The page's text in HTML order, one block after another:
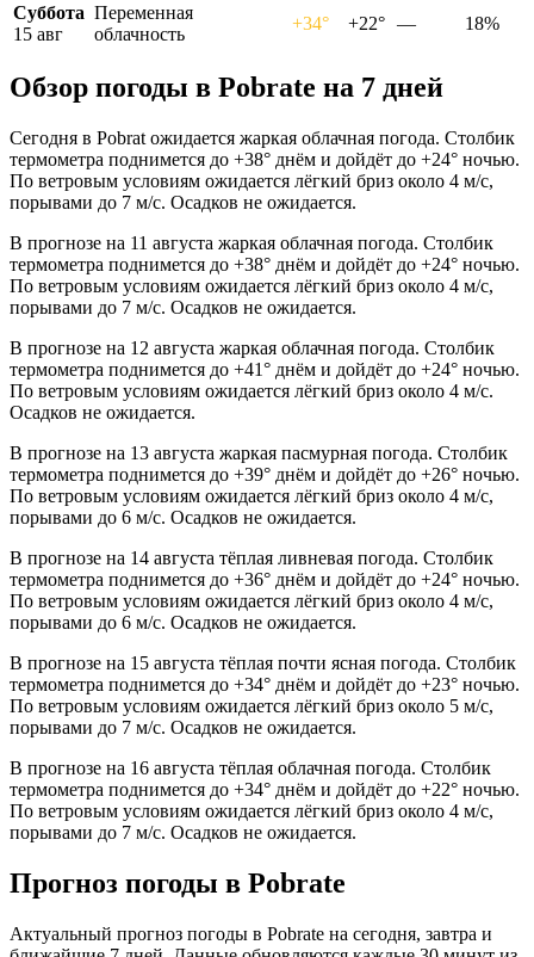
Суббота
15 авг
Переменная
облачность
+34° +22° — 18%
Обзор погоды в Pobratе на 7 дней
Сегодня в Pobrat ожидается жаркая облачная погода. Столбик
термометра поднимется до +38° днём и дойдёт до +24° ночью.
По ветровым условиям ожидается лёгкий бриз около 4 м/с,
порывами до 7 м/с. Осадков не ожидается.
В прогнозе на 11 августа жаркая облачная погода. Столбик
термометра поднимется до +38° днём и дойдёт до +24° ночью.
По ветровым условиям ожидается лёгкий бриз около 4 м/с,
порывами до 7 м/с. Осадков не ожидается.
В прогнозе на 12 августа жаркая облачная погода. Столбик
термометра поднимется до +41° днём и дойдёт до +24° ночью.
По ветровым условиям ожидается лёгкий бриз около 4 м/с.
Осадков не ожидается.
В прогнозе на 13 августа жаркая пасмурная погода. Столбик
термометра поднимется до +39° днём и дойдёт до +26° ночью.
По ветровым условиям ожидается лёгкий бриз около 4 м/с,
порывами до 6 м/с. Осадков не ожидается.
В прогнозе на 14 августа тёплая ливневая погода. Столбик
термометра поднимется до +36° днём и дойдёт до +24° ночью.
По ветровым условиям ожидается лёгкий бриз около 4 м/с,
порывами до 6 м/с. Осадков не ожидается.
В прогнозе на 15 августа тёплая почти ясная погода. Столбик
термометра поднимется до +34° днём и дойдёт до +23° ночью.
По ветровым условиям ожидается лёгкий бриз около 5 м/с,
порывами до 7 м/с. Осадков не ожидается.
В прогнозе на 16 августа тёплая облачная погода. Столбик
термометра поднимется до +34° днём и дойдёт до +22° ночью.
По ветровым условиям ожидается лёгкий бриз около 4 м/с,
порывами до 7 м/с. Осадков не ожидается.
Прогноз погоды в Pobratе
Актуальный прогноз погоды в Pobratе на сегодня, завтра и